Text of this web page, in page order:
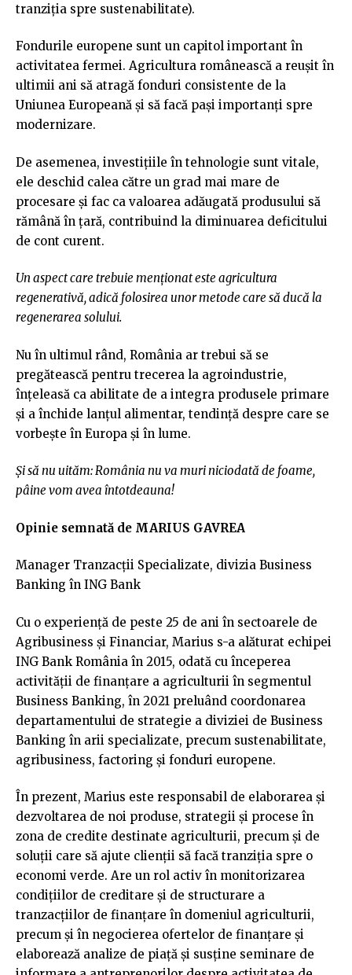
tranziția spre sustenabilitate).
Fondurile europene sunt un capitol important în
activitatea fermei. Agricultura românească a reușit în
ultimii ani să atragă fonduri consistente de la
Uniunea Europeană și să facă pași importanți spre
modernizare.
De asemenea, investițiile în tehnologie sunt vitale,
ele deschid calea către un grad mai mare de
procesare și fac ca valoarea adăugată produsului să
rămână în țară, contribuind la diminuarea deficitului
de cont curent.
Un aspect care trebuie menționat este agricultura
regenerativă, adică folosirea unor metode care să ducă la
regenerarea solului.
Nu în ultimul rând, România ar trebui să se
pregătească pentru trecerea la agroindustrie,
înțeleasă ca abilitate de a integra produsele primare
şi a închide lanţul alimentar, tendință despre care se
vorbește în Europa și în lume.
Și să nu uităm: România nu va muri niciodată de foame,
pâine vom avea întotdeauna!
Opinie semnată de MARIUS GAVREA
Manager Tranzacții Specializate, divizia Business
Banking în ING Bank
Cu o experiență de peste 25 de ani în sectoarele de
Agribusiness și Financiar, Marius s-a alăturat echipei
ING Bank România în 2015, odată cu începerea
activității de finanțare a agriculturii în segmentul
Business Banking, în 2021 preluând coordonarea
departamentului de strategie a diviziei de Business
Banking în arii specializate, precum sustenabilitate,
agribusiness, factoring și fonduri europene.
În prezent, Marius este responsabil de elaborarea și
dezvoltarea de noi produse, strategii și procese în
zona de credite destinate agriculturii, precum și de
soluții care să ajute clienții să facă tranziția spre o
economi verde. Are un rol activ în monitorizarea
condițiilor de creditare și de structurare a
tranzacțiilor de finanțare în domeniul agriculturii,
precum și în negocierea ofertelor de finanțare și
elaborează analize de piață și susține seminare de